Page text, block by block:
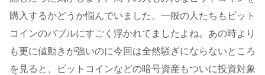
購入するかどうか悩んでいました。一般の人たちもビット
コインのバブルにすごく浮かれてましたよね。あの時より
も更に値動きが強いのに今回は全然騒ぎにならないところ
を見ると、ビットコインなどの暗号資産もついに投資対象